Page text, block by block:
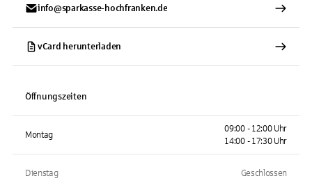
info@sparkasse-hochfranken.de
vCard herunterladen
Öffnungszeiten
Montag
09:00 - 12:00 Uhr
14:00 - 17:30 Uhr
Dienstag Geschlossen